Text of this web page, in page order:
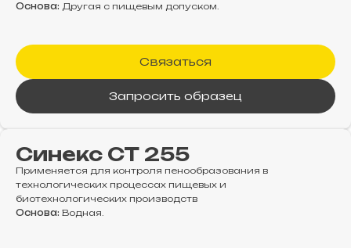
Основа: Другая с пищевым допуском.
Запросить образец
Связаться
Синекс СТ 255
Применяется для контроля пенообразования в
технологических процессах пищевых и
биотехнологических производств
Основа: Водная.